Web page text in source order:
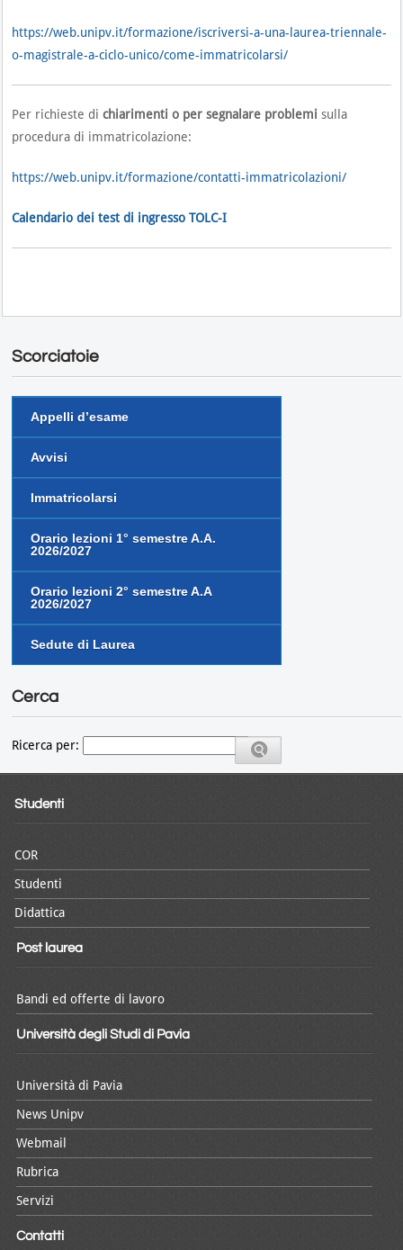
https://web.unipv.it/formazione/iscriversi-a-una-laurea-triennale-
o-magistrale-a-ciclo-unico/come-immatricolarsi/
Per richieste dichiarimenti o per segnalare problemi sulla
procedura di immatricolazione:
https://web.unipv.it/formazione/contatti-immatricolazioni/
Calendario dei test di ingresso TOLC-I
Scorciatoie
Appelli d’esame
Avvisi
Immatricolarsi
Orario lezioni 1° semestre A.A.
2026/2027
Orario lezioni 2° semestre A.A
2026/2027
Sedute di Laurea
Cerca
Ricerca per:
Studenti
COR
Studenti
Didattica
Post laurea
Bandi ed offerte di lavoro
Università degli Studi di Pavia
Università di Pavia
News Unipv
Webmail
Rubrica
Servizi
Contatti